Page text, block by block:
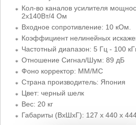
Кол-во каналов усилителя
2x140Вт/4 Ом
Входное сопротивление: 10 кОм.
Коэффициент нелинейных
Частотный диапазон: 5 Гц - 100
Отношение Сигнал/Шум: 89 дБ
Фоно корректор: ММ/МС
Страна производитель: Япония
Цвет: черный шелк
Вес: 20 кг
Габариты (ВхШхГ): 127 х 440 х